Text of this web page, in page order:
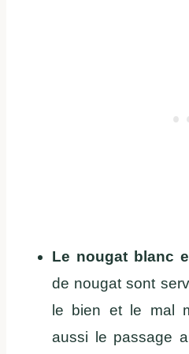
Le nougat blanc
de nougat sont
le bien et le mal
aussi le passage